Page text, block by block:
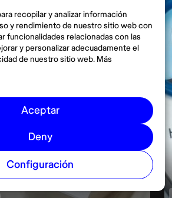
recopilar y analizar información
y rendimiento de nuestro sitio web con
funcionalidades relacionadas con las
y personalizar adecuadamente el
de nuestro sitio web. Más
Aceptar
Deny
Configuración